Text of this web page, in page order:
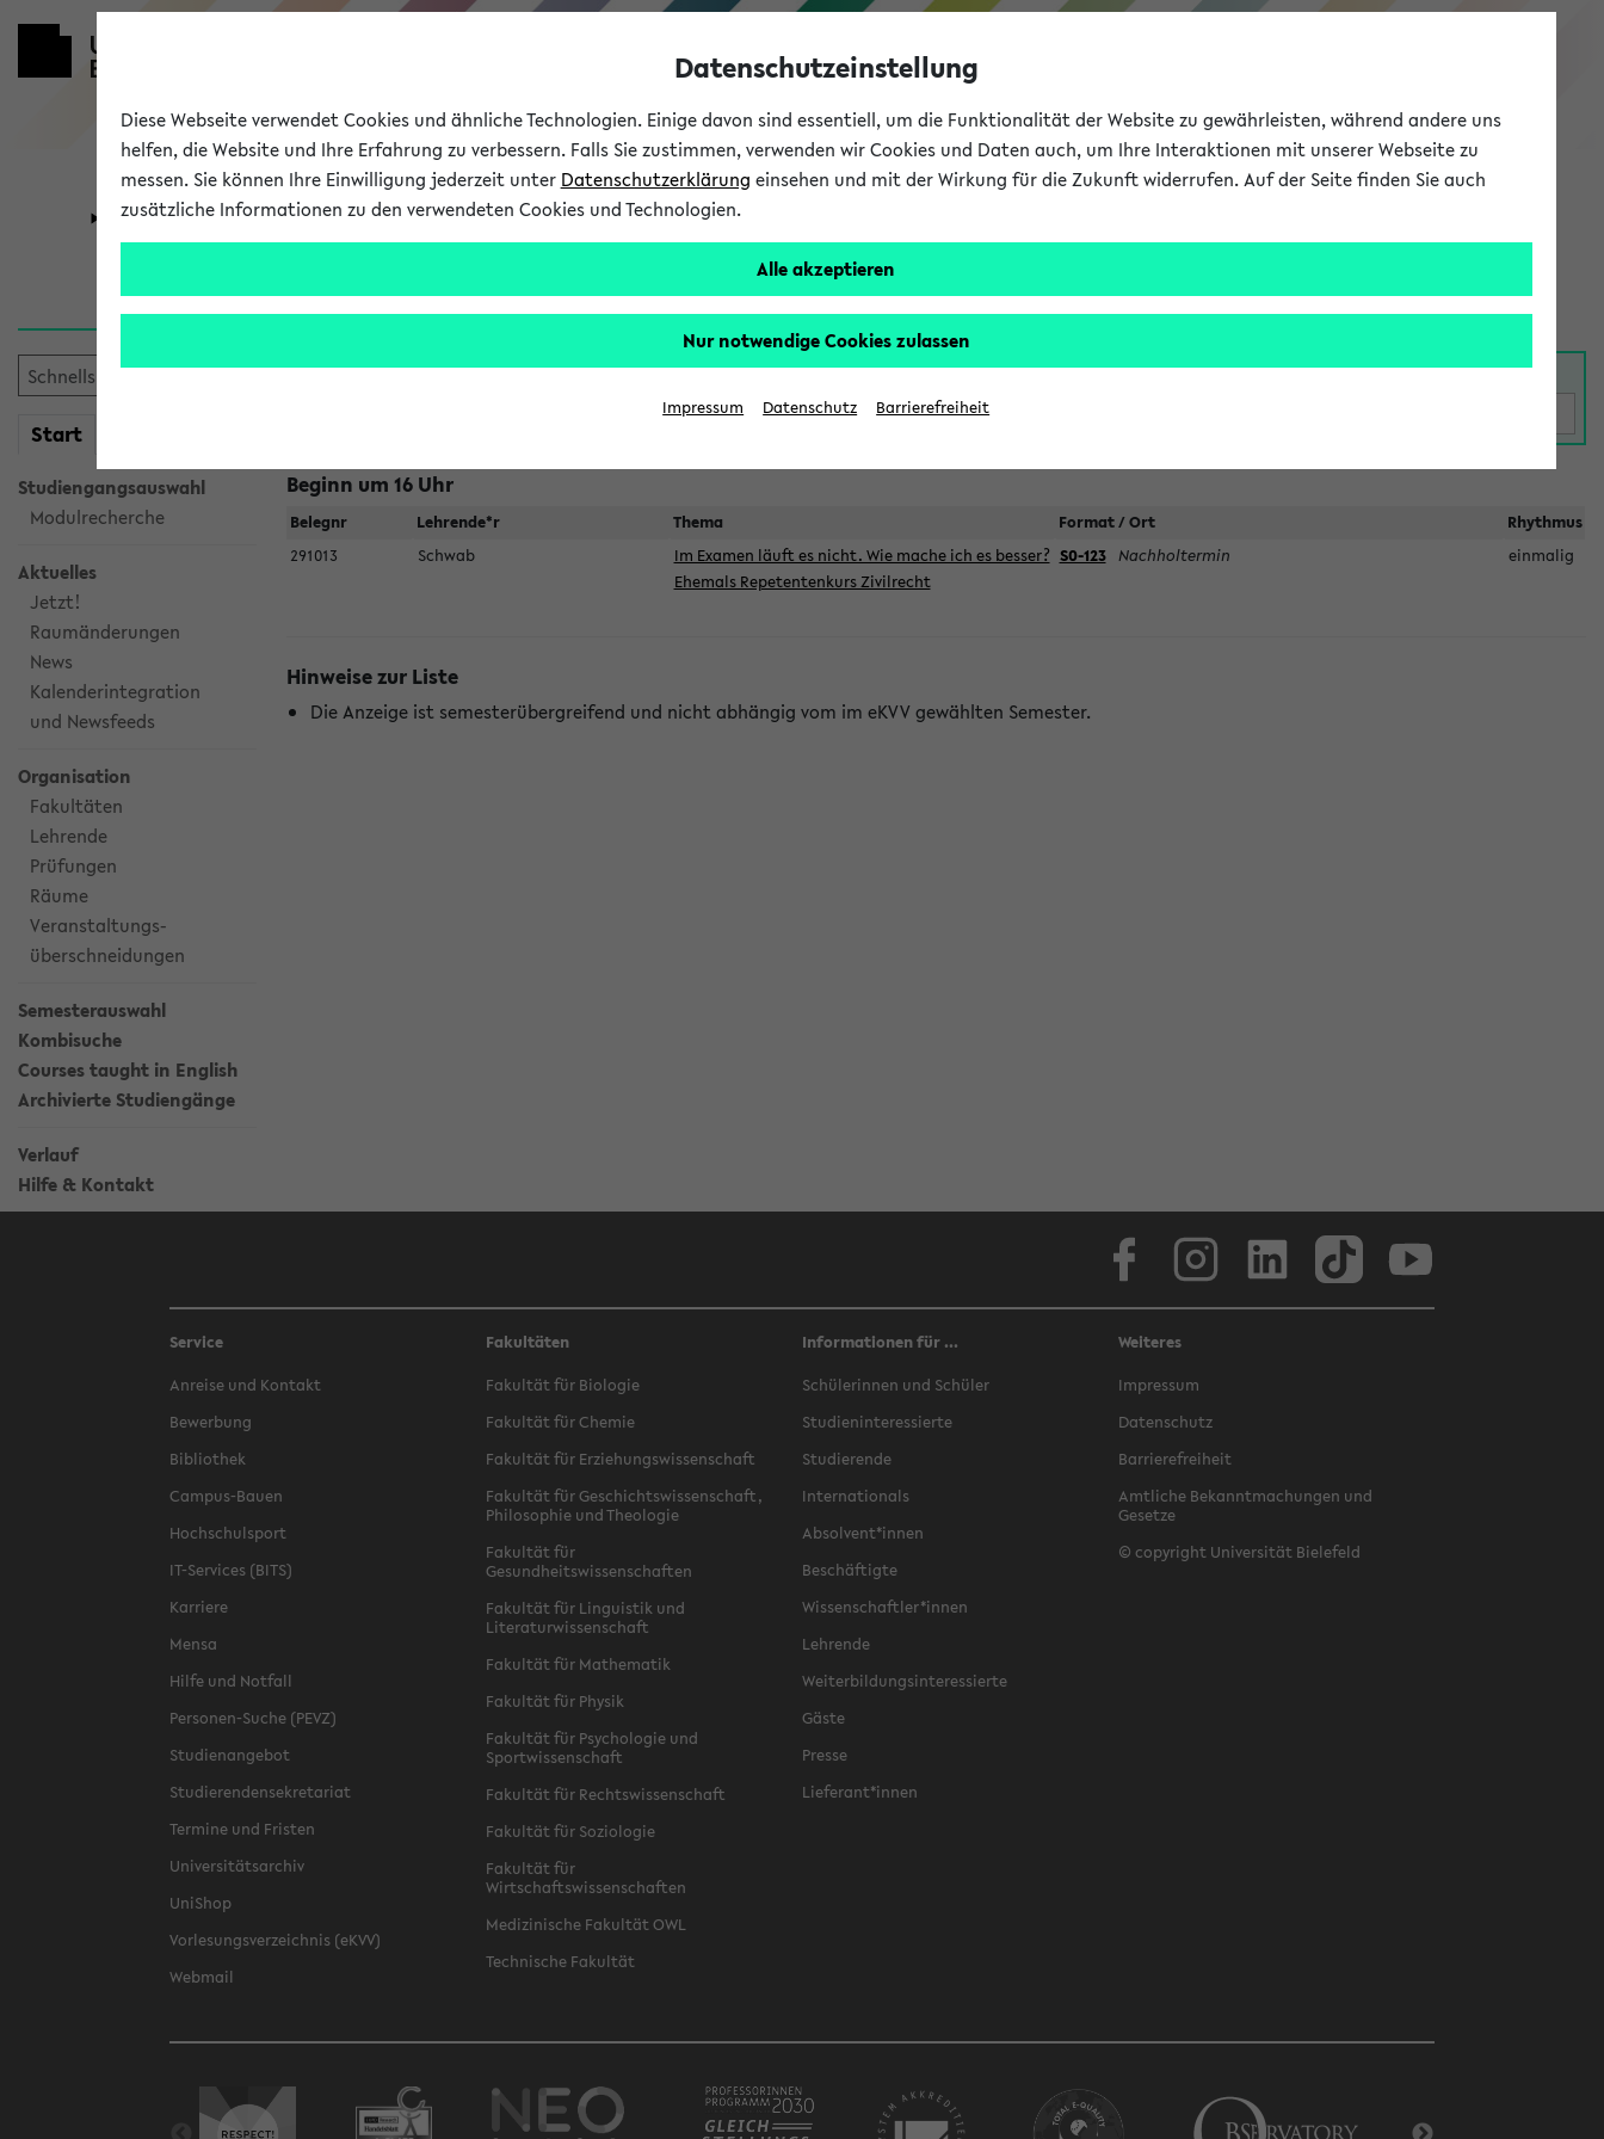
eKVV
Universität Forschung Studium
Start
Studiengangsauswahl
Modulrecherche
Aktuelles
Jetzt!
Raumänderungen
News
Kalenderintegration
und Newsfeeds
Organisation
Fakultäten
Lehrende
Prüfungen
Räume
Veranstaltungs-
überschneidungen
Semesterauswahl
Kombisuche
Courses taught in English
Archivierte Studiengänge
Verlauf
Hilfe & Kontakt
Jetzt und in Kürze stattfindende Veranstaltungen
Suche:
Beginn um 16 Uhr
Belegnr Lehrende*r Thema Format / Ort
Rhythmus
291013
Schwab
Im Examen läuft es nicht. Wie mache ich es besser?
Ehemals Repetentenkurs Zivilrecht
S0-123 Nachholtermin einmalig
Hinweise zur Liste
Die Anzeige ist semesterübergreifend und nicht abhängig vom im eKVV gewählten Semester.
Service
Anreise und Kontakt
Bewerbung
Bibliothek
Campus-Bauen
Hochschulsport
IT-Services (BITS)
Karriere
Mensa
Hilfe und Notfall
Personen-Suche (PEVZ)
Studienangebot
Studierendensekretariat
Termine und Fristen
Universitätsarchiv
UniShop
Vorlesungsverzeichnis (eKVV)
Webmail
Fakultäten
Fakultät für Biologie
Fakultät für Chemie
Fakultät für Erziehungswissenschaft
Fakultät für Geschichtswissenschaft,
Philosophie und Theologie
Fakultät für
Gesundheitswissenschaften
Fakultät für Linguistik und
Literaturwissenschaft
Fakultät für Mathematik
Fakultät für Physik
Fakultät für Psychologie und
Sportwissenschaft
Fakultät für Rechtswissenschaft
Fakultät für Soziologie
Fakultät für
Wirtschaftswissenschaften
Medizinische Fakultät OWL
Technische Fakultät
Informationen für ...
Schülerinnen und Schüler
Studieninteressierte
Studierende
Internationals
Absolvent*innen
Beschäftigte
Wissenschaftler*innen
Lehrende
Weiterbildungsinteressierte
Gäste
Presse
Lieferant*innen
Weiteres
Impressum
Datenschutz
Barrierefreiheit
Amtliche Bekanntmachungen und
Gesetze
© copyright Universität Bielefeld
Datenschutzeinstellung
Diese Webseite verwendet Cookies und ähnliche Technologien. Einige davon sind essentiell, um die Funktionalität der Website zu gewährleisten, während andere uns
helfen, die Website und Ihre Erfahrung zu verbessern. Falls Sie zustimmen, verwenden wir Cookies und Daten auch, um Ihre Interaktionen mit unserer Webseite zu
messen. Sie können Ihre Einwilligung jederzeit unter Datenschutzerklärung einsehen und mit der Wirkung für die Zukunft widerrufen. Auf der Seite finden Sie auch
zusätzliche Informationen zu den verwendeten Cookies und Technologien.
Alle akzeptieren
Nur notwendige Cookies zulassen
Impressum Datenschutz Barrierefreiheit